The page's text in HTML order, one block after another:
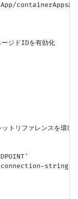
ジドIDを有効化
リファレンスを環境
string'